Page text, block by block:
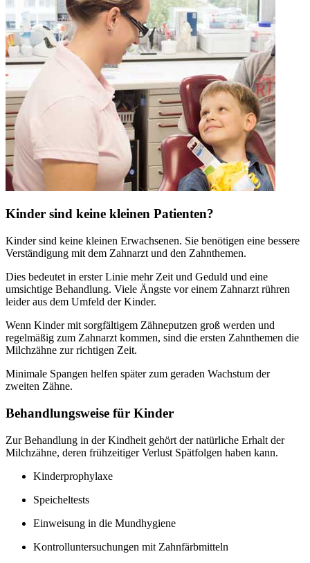
Kinder sind keine kleinen Patienten?
Kinder sind keine kleinen Erwachsenen. Sie benötigen eine bessere
Verständigung mit dem Zahnarzt und den Zahnthemen.
Dies bedeutet in erster Linie mehr Zeit und Geduld und eine
umsichtige Behandlung. Viele Ängste vor einem Zahnarzt rühren
leider aus dem Umfeld der Kinder.
Wenn Kinder mit sorgfältigem Zähneputzen groß werden und
regelmäßig zum Zahnarzt kommen, sind die ersten Zahnthemen die
Milchzähne zur richtigen Zeit.
Minimale Spangen helfen später zum geraden Wachstum der
zweiten Zähne.
Behandlungsweise für Kinder
Zur Behandlung in der Kindheit gehört der natürliche Erhalt der
Milchzähne, deren frühzeitiger Verlust Spätfolgen haben kann.
Kinderprophylaxe
Speicheltests
Einweisung in die Mundhygiene
Kontrolluntersuchungen mit Zahnfärbmitteln